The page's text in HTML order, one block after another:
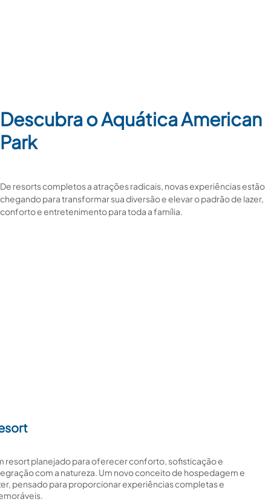
Descubra o Aquática American
Park
De resorts completos a atrações radicais, novas experiências estão
chegando para transformar sua diversão e elevar o padrão de lazer,
conforto e entretenimento para toda a família.
resort planejado para oferecer conforto, sofisticação e
com a natureza. Um novo conceito de hospedagem e
pensado para proporcionar experiências completas e